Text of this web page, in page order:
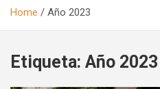
Home Año 2023
Etiqueta: Año 2023